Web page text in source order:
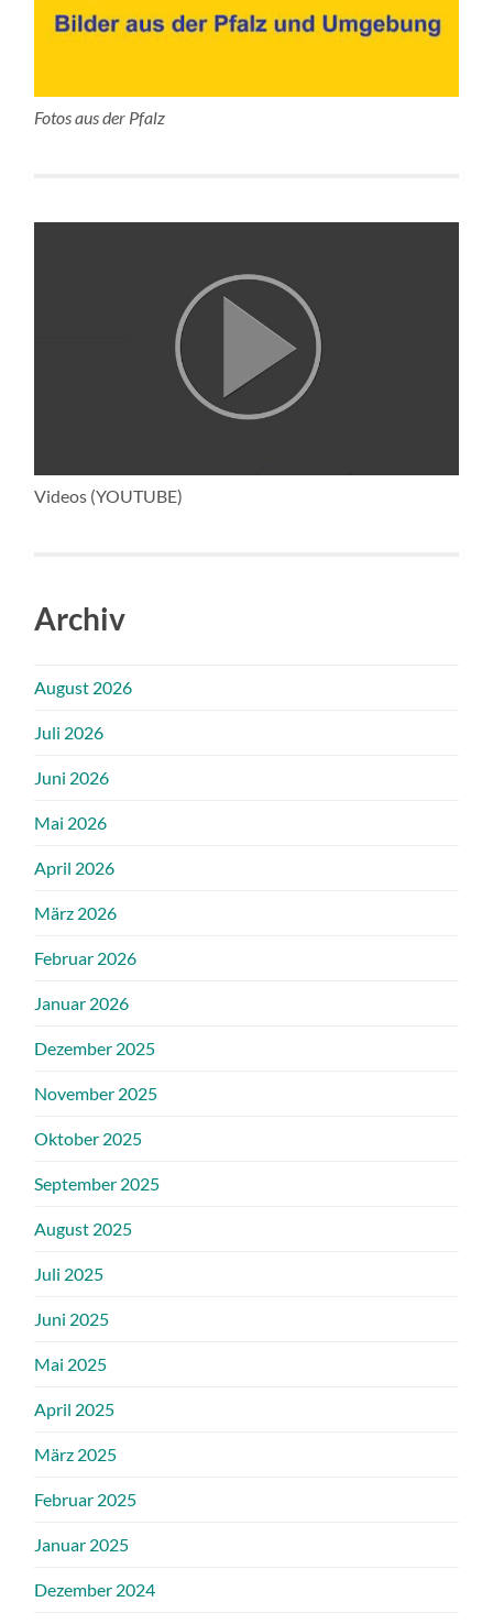
Fotos aus der Pfalz
Videos (YOUTUBE)
Archiv
August 2026
Juli 2026
Juni 2026
Mai 2026
April 2026
März 2026
Februar 2026
Januar 2026
Dezember 2025
November 2025
Oktober 2025
September 2025
August 2025
Juli 2025
Juni 2025
Mai 2025
April 2025
März 2025
Februar 2025
Januar 2025
Dezember 2024